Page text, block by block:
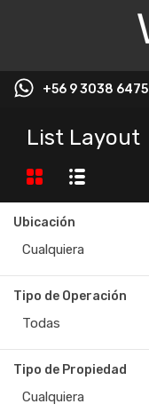
+56 9 3038 6475
List Layout
Ubicación
Cualquiera
Tipo de Operación
Todas
Tipo de Propiedad
Cualquiera